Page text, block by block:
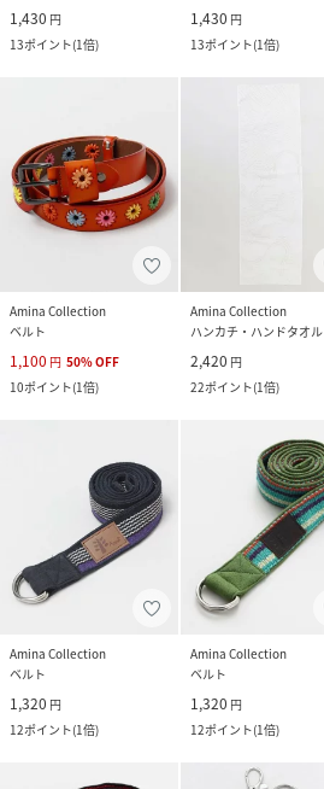
1,430 円
13ポイント(1倍)
1,430 円
13ポイント(1倍)
Amina Collection
ベルト
1,100 円 50%OFF
10ポイント(1倍)
Amina Collection
ハンカチ・ハンドタオル
2,420 円
22ポイント(1倍)
Amina Collection
ベルト
1,320 円
12ポイント(1倍)
Amina Collection
ベルト
1,320 円
12ポイント(1倍)